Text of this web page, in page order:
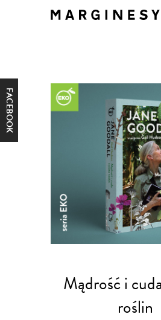
FACEBOOK
Mądrość i
roślin